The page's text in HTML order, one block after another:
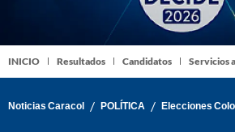
INICIO Resultados Candidatos Servicios
Noticias Caracol / POLÍTICA / Elecciones